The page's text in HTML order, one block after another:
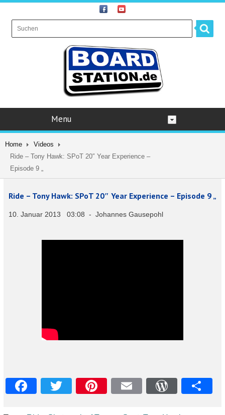
Menu
Home
Videos
Ride – Tony Hawk: SPoT 20″ Year Experience –
Episode 9 „
Ride – Tony Hawk: SPoT 20″ Year Experience – Episode 9 „
10. Januar 2013 03:08 - Johannes Gausepohl